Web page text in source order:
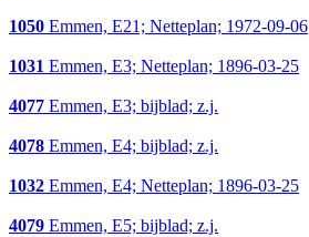
1050 Emmen, E21; Netteplan; 1972-09-06
1031 Emmen, E3; Netteplan; 1896-03-25
4077 Emmen, E3; bijblad; z.j.
4078 Emmen, E4; bijblad; z.j.
1032 Emmen, E4; Netteplan; 1896-03-25
4079 Emmen, E5; bijblad; z.j.